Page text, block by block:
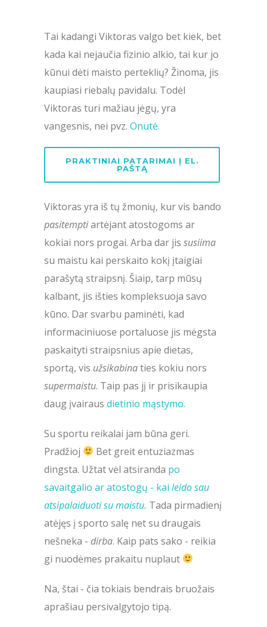
Tai kadangi Viktoras valgo bet kiek, bet
kada kai nejaučia fizinio alkio, tai kur jo
kūnui dėti maisto perteklių? Žinoma, jis
kaupiasi riebalų pavidalu. Todėl
Viktoras turi mažiau jėgų, yra
vangesnis, nei pvz. Onutė.
PRAKTINIAI PATARIMAI Į EL.
PAŠTĄ
Viktoras yra iš tų žmonių, kur vis bando
pasitemptiartėjant atostogoms ar
kokiai nors progai. Arba dar jis susiima
su maistu kai perskaito kokį įtaigiai
parašytą straipsnį. Šiaip, tarp mūsų
kalbant, jis išties kompleksuoja savo
kūno. Dar svarbu paminėti, kad
informaciniuose portaluose jis mėgsta
paskaityti straipsnius apie dietas,
sportą, vis užsikabinaties kokiu nors
supermaistu. Taip pas jį ir prisikaupia
daug įvairaus dietinio mąstymo.
Su sportu reikalai jam būna geri.
Pradžioj
Bet greit entuziazmas
dingsta. Užtat vėl atsiranda po
savaitgalio ar atostogų - kai leido sau
atsipalaiduoti su maistu. Tada pirmadienį
atėjęs į sporto salę net su draugais
nešneka - dirba. Kaip pats sako - reikia
gi nuodėmes prakaitu nuplaut
Na, štai - čia tokiais bendrais bruožais
aprašiau persivalgytojo tipą.